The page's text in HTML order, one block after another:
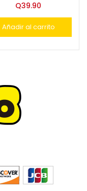
Q39.90
Añadir al carrito